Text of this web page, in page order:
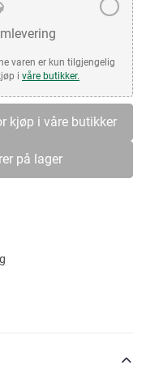
varen er kun tilgjengelig
i våre butikker.
kjøp i våre butikker
på lager